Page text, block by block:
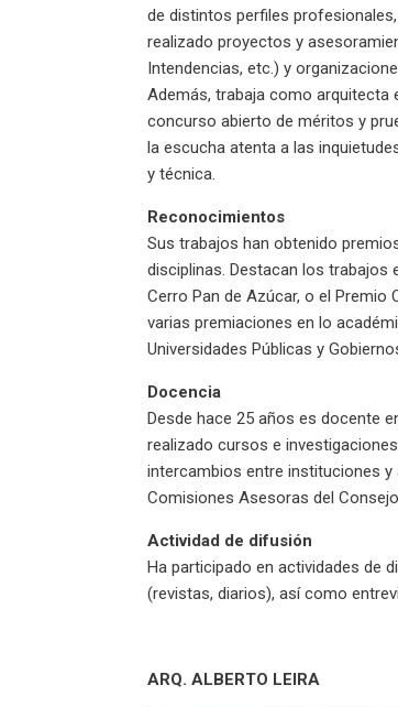
de distintos perfiles
realizado proyectos y
Intendencias, etc.) y
Además, trabaja como arquitecta
concurso abierto de méritos y
la escucha atenta a las
y técnica.
Reconocimientos
Sus trabajos han obtenido
disciplinas. Destacan los trabajos
Cerro Pan de Azúcar, o el
varias premiaciones en lo
Universidades Públicas y
Docencia
Desde hace 25 años es docente
realizado cursos e
intercambios entre instituciones y
Comisiones Asesoras del
Actividad de difusión
Ha participado en actividades de
(revistas, diarios), así como
ARQ. ALBERTO LEIRA